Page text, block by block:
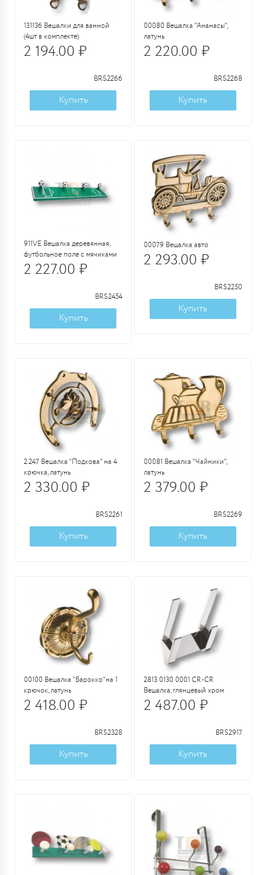
131136 Вешалки для ванной
(4шт в комплекте)
2 194.00 ₽
BRS2266
Купить
00080 Вешалка "Ананасы",
латунь
2 220.00 ₽
BRS2268
Купить
911VE Вешалка деревянная,
футбольное поле с мячиками
2 227.00 ₽
BRS2454
Купить
00079 Вешалка авто
2 293.00 ₽
BRS2250
Купить
2.247 Вешалка "Подкова" на 4
крючка, латунь
2 330.00 ₽
BRS2261
Купить
00081 Вешалка "Чайники",
латунь
2 379.00 ₽
BRS2269
Купить
00100 Вешалка "Барокко"на 1
крючок, латунь
2 418.00 ₽
BRS2328
Купить
2813 0130 0001 CR-CR
Вешалка, глянцевый хром
2 487.00 ₽
BRS2917
Купить